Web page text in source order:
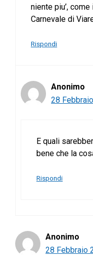
niente piu’,
Carnevale di
Rispondi
Anonimo
28
E quali
bene che la
Rispondi
Anonimo
28 Febbraio